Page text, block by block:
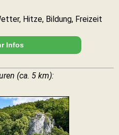
Hitze, Bildung, Freizeit
Infos
(ca. 5 km):